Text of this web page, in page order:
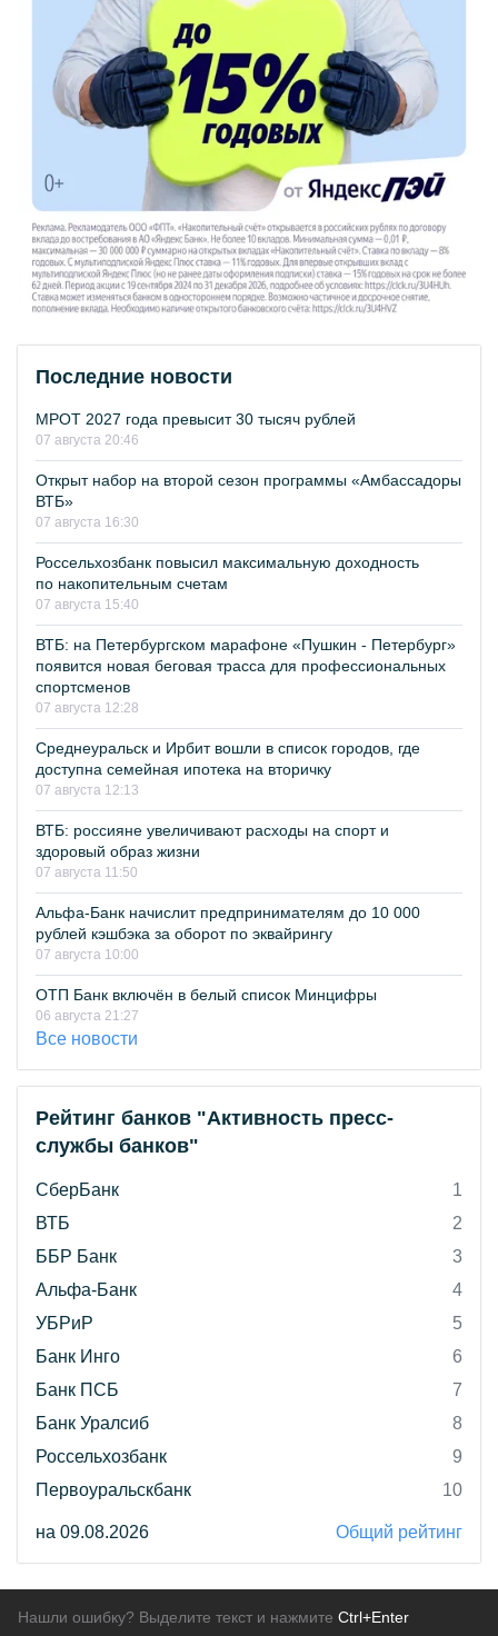
Последние новости
МРОТ 2027 года превысит 30 тысяч рублей
07 августа 20:46
Открыт набор на второй сезон программы «Амбассадоры
ВТБ»
07 августа 16:30
Россельхозбанк повысил максимальную доходность
по накопительным счетам
07 августа 15:40
ВТБ: на Петербургском марафоне «Пушкин - Петербург»
появится новая беговая трасса для профессиональных
спортсменов
07 августа 12:28
Среднеуральск и Ирбит вошли в список городов, где
доступна семейная ипотека на вторичку
07 августа 12:13
ВТБ: россияне увеличивают расходы на спорт и
здоровый образ жизни
07 августа 11:50
Альфа-Банк начислит предпринимателям до 10 000
рублей кэшбэка за оборот по эквайрингу
07 августа 10:00
ОТП Банк включён в белый список Минцифры
06 августа 21:27
Все новости
Рейтинг банков "Активность пресс-
службы банков"
СберБанк
1
ВТБ
2
ББР Банк
3
Альфа-Банк
4
УБРиР
5
Банк Инго
6
Банк ПСБ
7
Банк Уралсиб
8
Россельхозбанк
9
Первоуральскбанк
10
на 09.08.2026 Общий рейтинг
Нашли ошибку? Выделите текст и нажмите Ctrl+Enter